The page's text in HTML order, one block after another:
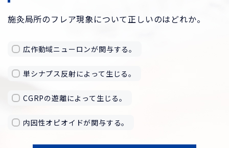
施灸局所のフレア現象について正しいのはどれか。
広作動域ニューロンが関与する。
単シナプス反射によって生じる。
CGRPの遊離によって生じる。
内因性オピオイドが関与する。